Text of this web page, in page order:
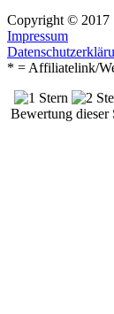
Copyright © 2017
Impressum
* = Affiliatelink/
Bewertung dieser